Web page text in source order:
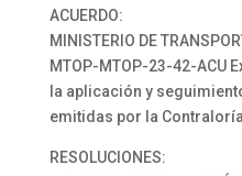
ACUERDO:
MINISTERIO DE
MTOP-MTOP-23-42-ACU
la aplicación y
emitidas por la
RESOLUCIONES: